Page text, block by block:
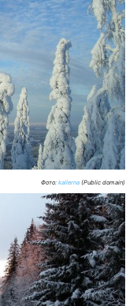
Фото: kallerna (Public domain)